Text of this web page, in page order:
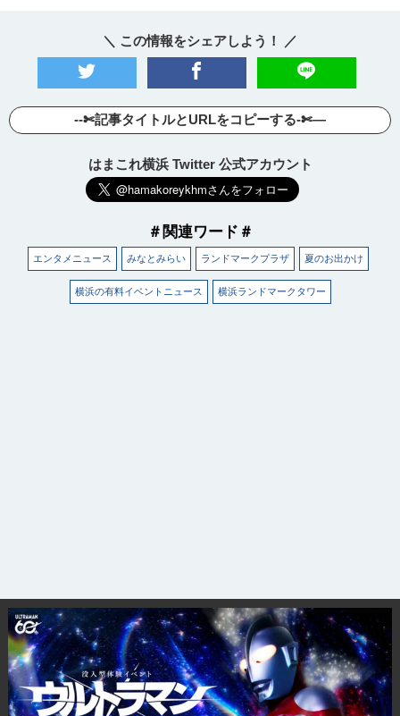
＼ この情報をシェアしよう！ ／
--✄記事タイトルとURLをコピーする-✄—
はまこれ横浜 Twitter 公式アカウント
＃関連ワード＃
エンタメニュース みなとみらい ランドマークプラザ 夏のお出かけ
横浜の有料イベントニュース 横浜ランドマークタワー